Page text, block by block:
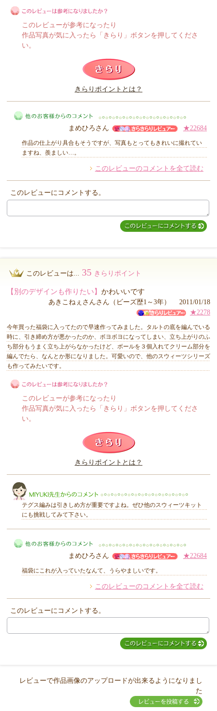
このレビューは参考になりましたか？
このレビューが参考になったり
作品写真が気に入ったら「きらり」ボタンを押してくださ
い。
きらりポイントとは？
他のお客様からのコメント
まめひろさん ★22684
作品の仕上がり具合もそうですが、写真もとってもきれいに撮れてい
ますね、羨ましい…。
このレビューのコメントを全て読む
このレビューにコメントする。
このレビューは... 35 きらりポイント
【別のデザインも作りたい】 かわいいです
あきこねぇさんさん（ビーズ歴1～3年） 2011/01/18
★2278
今年買った福袋に入ってたので早速作ってみました。タルトの底を編んでいる
時に、引き締め方が悪かったのか、ボヨボヨになってしまい、立ち上がりのふ
ち部分もうまく立ち上がらなかったけど、ボールを３個入れてクリーム部分を
編んでたら、なんとか形になりました。可愛いので、他のスウィーツシリーズ
も作ってみたいです。
このレビューは参考になりましたか？
このレビューが参考になったり
作品写真が気に入ったら「きらり」ボタンを押してくださ
い。
きらりポイントとは？
MIYUKI先生からのコメント
テグス編みは引きしめ方が重要ですよね。ぜひ他のスウィーツキット
にも挑戦してみて下さい。
他のお客様からのコメント
まめひろさん ★22684
福袋にこれが入っていたなんて、うらやましいです。
このレビューのコメントを全て読む
このレビューにコメントする。
レビューで作品画像のアップロードが出来るようになりまし
た